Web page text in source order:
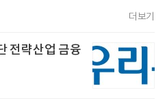
더보기
전략산업 금융